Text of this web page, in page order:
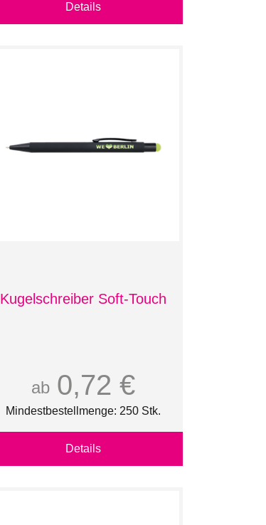
Details
Kugelschreiber Soft-Touch
ab 0,72 €
Mindestbestellmenge: 250 Stk.
Details